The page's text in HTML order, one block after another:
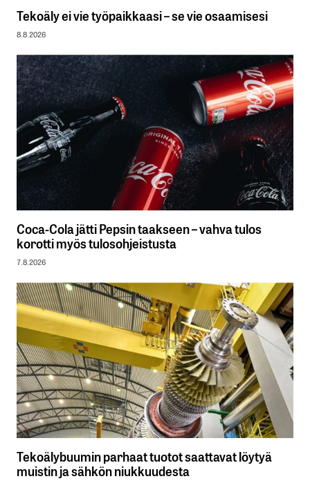
Tekoäly ei vie työpaikkaasi – se vie osaamisesi
8.8.2026
Coca-Cola jätti Pepsin taakseen – vahva tulos
korotti myös tulosohjeistusta
7.8.2026
Tekoälybuumin parhaat tuotot saattavat löytyä
muistin ja sähkön niukkuudesta